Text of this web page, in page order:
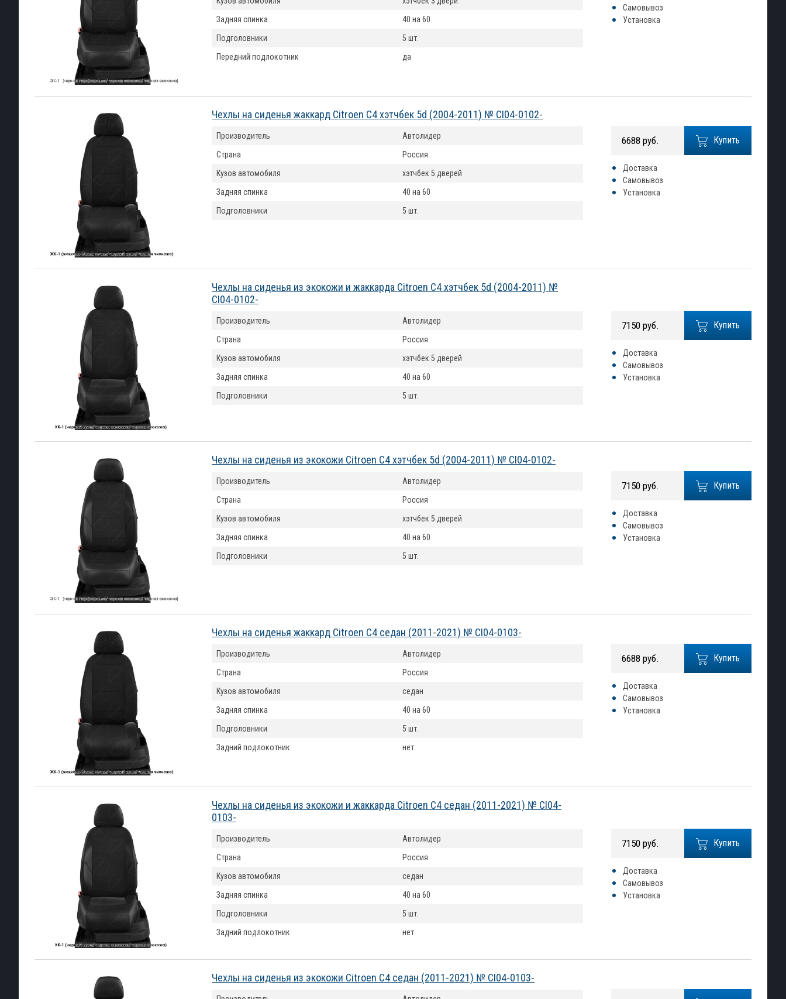
Самовывоз
Установка
Задняя спинка
40 на 60
Подголовники
5 шт.
Передний подлокотник
да
Чехлы на сиденья жаккард Citroen C4 хэтчбек 5d (2004-2011) № CI04-0102-
Купить
6688 руб.
Доставка
Самовывоз
Установка
Производитель
Автолидер
Страна
Россия
Кузов автомобиля
хэтчбек 5 дверей
Задняя спинка
40 на 60
Подголовники
5 шт.
Чехлы на сиденья из экокожи и жаккарда Citroen C4 хэтчбек 5d (2004-2011) №
CI04-0102-
Купить
7150 руб.
Доставка
Самовывоз
Установка
Производитель
Автолидер
Страна
Россия
Кузов автомобиля
хэтчбек 5 дверей
Задняя спинка
40 на 60
Подголовники
5 шт.
Чехлы на сиденья из экокожи Citroen C4 хэтчбек 5d (2004-2011) № CI04-0102-
Купить
7150 руб.
Доставка
Самовывоз
Установка
Производитель
Автолидер
Страна
Россия
Кузов автомобиля
хэтчбек 5 дверей
Задняя спинка
40 на 60
Подголовники
5 шт.
Чехлы на сиденья жаккард Citroen C4 седан (2011-2021) № CI04-0103-
Купить
6688 руб.
Доставка
Самовывоз
Установка
Производитель
Автолидер
Страна
Россия
Кузов автомобиля
седан
Задняя спинка
40 на 60
Подголовники
5 шт.
Задний подлокотник
нет
Чехлы на сиденья из экокожи и жаккарда Citroen C4 седан (2011-2021) № CI04-
0103-
Купить
7150 руб.
Доставка
Самовывоз
Установка
Производитель
Автолидер
Страна
Россия
Кузов автомобиля
седан
Задняя спинка
40 на 60
Подголовники
5 шт.
Задний подлокотник
нет
Чехлы на сиденья из экокожи Citroen C4 седан (2011-2021) № CI04-0103-